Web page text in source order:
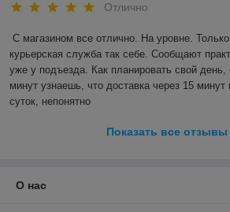
Отлично
С магазином все отлично. На уровне. Только
курьерская служба так себе. Сообщают
уже у подъезда. Как планировать свой день,
минут узнаешь, что доставка через 15
суток, непонятно
Показать все отзывы
О нас